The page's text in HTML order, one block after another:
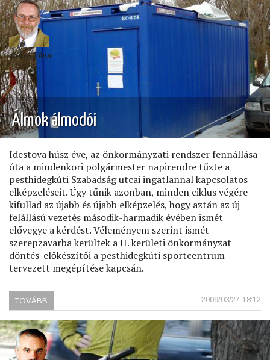
Álmok álmodói
Zsitva Tibor
Idestova húsz éve, az önkormányzati rendszer fennállása
óta a mindenkori polgármester napirendre tűzte a
pesthidegkúti Szabadság utcai ingatlannal kapcsolatos
elképzeléseit. Úgy tűnik azonban, minden ciklus végére
kifullad az újabb és újabb elképzelés, hogy aztán az új
felállású vezetés második-harmadik évében ismét
elővegye a kérdést. Véleményem szerint ismét
szerepzavarba kerültek a II. kerületi önkormányzat
döntés-előkészítői a pesthidegkúti sportcentrum
tervezett megépítése kapcsán.
2009/03/27 18:12
TOVÁBB
ÁLMODÓI)